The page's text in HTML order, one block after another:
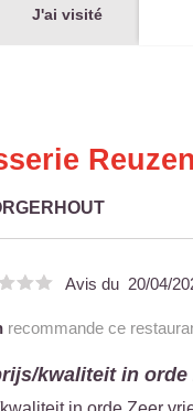
J'ai visité
Avis du 20/04/
recommande ce
kwaliteit in orde